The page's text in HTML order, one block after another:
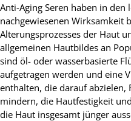
Anti-Aging Seren haben in
nachgewiesenen Wirksamkeit
Alterungsprozesses der Haut
allgemeinen Hautbildes an
sind öl- oder wasserbasierte
aufgetragen werden und eine
enthalten, die darauf abzielen,
mindern, die Hautfestigkeit
die Haut insgesamt jünger